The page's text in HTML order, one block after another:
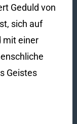
Geduld von
sich auf
mit einer
Geistes